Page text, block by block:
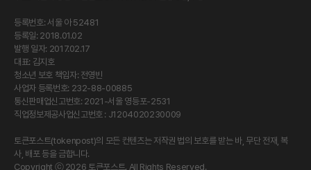
등록번호: 서울 아 52481
등록일: 2018.01.02
발행 일자: 2017.02.17
대표: 김지호
청소년 보호 책임자: 전영빈
사업자 등록번호: 232-88-00885
통신판매업신고번호: 2021-서울 영등포-2531
직업정보제공사업신고번호 : J1204020230009
토큰포스트(tokenpost)의 모든 컨텐츠는 저작권 법의 보호를 받는 바, 무단 전재, 복
사, 배포 등을 금합니다.
Copyright ⓒ 2026 토큰포스트. All Rights Reserved.